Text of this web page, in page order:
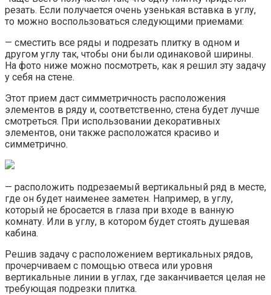
резать. Если получается очень узенькая вставка в углу,
то можно воспользоваться следующими приемами:
— сместить все ряды и подрезать плитку в одном и
другом углу так, чтобы они были одинаковой ширины.
На фото ниже можно посмотреть, как я решил эту задачу
у себя на стене.
Этот прием даст симметричность расположения
элементов в ряду и, соответственно, стена будет лучше
смотреться. При использовании декоративных
элементов, они также расположатся красиво и
симметрично.
— расположить подрезаемый вертикальный ряд в месте,
где он будет наименее заметен. Например, в углу,
который не бросается в глаза при входе в ванную
комнату. Или в углу, в котором будет стоять душевая
кабина.
Решив задачу с расположением вертикальных рядов,
прочерчиваем с помощью отвеса или уровня
вертикальные линии в углах, где заканчивается целая не
требующая подрезки плитка.